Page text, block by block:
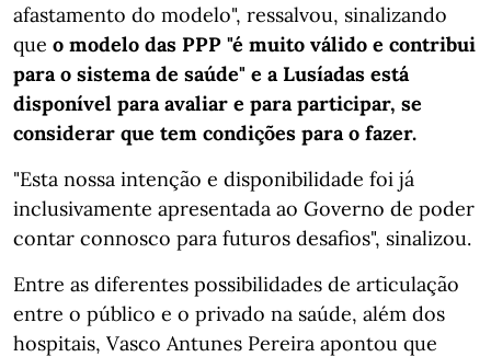
afastamento do modelo", ressalvou, sinalizando
que o modelo das PPP "é muito válido e contribui
para o sistema de saúde" e a Lusíadas está
disponível para avaliar e para participar, se
considerar que tem condições para o fazer.
"Esta nossa intenção e disponibilidade foi já
inclusivamente apresentada ao Governo de poder
contar connosco para futuros desafios", sinalizou.
Entre as diferentes possibilidades de articulação
entre o público e o privado na saúde, além dos
hospitais, Vasco Antunes Pereira apontou que